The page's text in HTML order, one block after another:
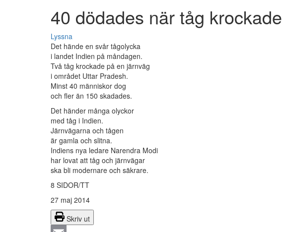
40 dödades när tåg krockade
Lyssna
Det hände en svår tågolycka
i landet Indien på måndagen.
Två tåg krockade på en järnväg
i området Uttar Pradesh.
Minst 40 människor dog
och fler än 150 skadades.
Det händer många olyckor
med tåg i Indien.
Järnvägarna och tågen
är gamla och slitna.
Indiens nya ledare Narendra Modi
har lovat att tåg och järnvägar
ska bli modernare och säkrare.
8 SIDOR/TT
27 maj 2014
Skriv ut